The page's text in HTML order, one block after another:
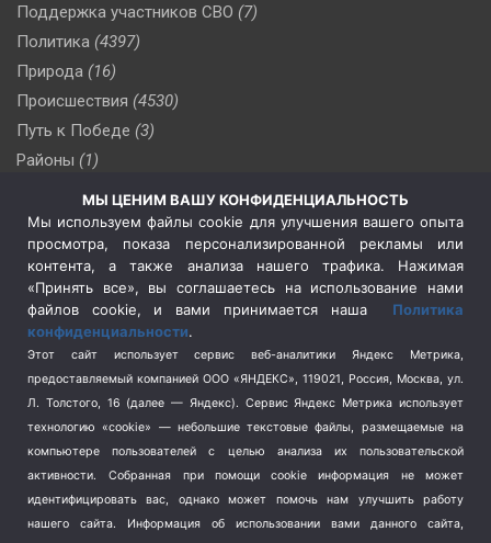
Поддержка участников СВО (7)
Политика (4397)
Природа (16)
Происшествия (4530)
Путь к Победе (3)
Районы (1)
(510)
Сельское хозяйство (3)
Социальная политика
(3)
Спецоперация в Украине
Спецоперация на Украине
(404)
Спорт (740)
Терроризм (1)
Транспорт (262)
Туризм (178)
Флот (76)
МЫ ЦЕНИМ ВАШУ КОНФИДЕНЦИАЛЬНОСТЬ
Мы используем файлы cookie для улучшения вашего опыта
просмотра, показа персонализированной рекламы или
контента, а также анализа нашего трафика. Нажимая
«Принять все», вы соглашаетесь на использование нами
файлов cookie, и вами принимается наша Политика
конфиденциальности.
Этот сайт использует сервис веб-аналитики Яндекс Метрика,
предоставляемый компанией ООО «ЯНДЕКС», 119021, Россия, Москва, ул.
Л. Толстого, 16 (далее — Яндекс). Сервис Яндекс Метрика использует
технологию «cookie» — небольшие текстовые файлы, размещаемые на
компьютере пользователей с целью анализа их пользовательской
активности.
Собранная при помощи cookie информация не может
идентифицировать вас, однако может помочь нам улучшить работу
нашего сайта. Информация об использовании вами данного сайта,